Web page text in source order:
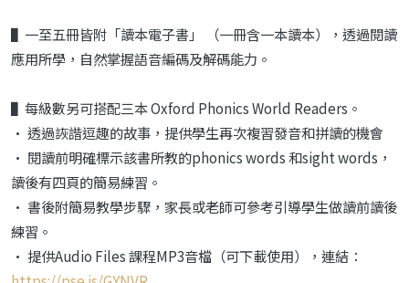
▌一至五冊皆附「讀本電子書」 （一冊含一本讀本），透過閱讀
應用所學，自然掌握語音編碼及解碼能力。
▌每級數另可搭配三本 Oxford Phonics World Readers。
• 透過詼諧逗趣的故事，提供學生再次複習發音和拼讀的機會
• 閱讀前明確標示該書所教的phonics words 和sight words，
讀後有四頁的簡易練習。
• 書後附簡易教學步驟，家長或老師可參考引導學生做讀前讀後
練習。
• 提供Audio Files 課程MP3音檔（可下載使用），連結：